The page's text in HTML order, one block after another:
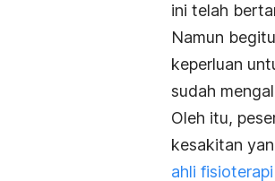
ini telah
Namun
keperluan
sudah
Oleh itu,
kesakitan
ahli fisioterapi